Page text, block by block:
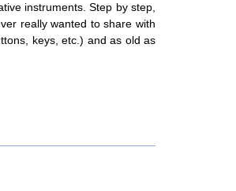
instruments. Step by step,
really wanted to share with
keys, etc.) and as old as